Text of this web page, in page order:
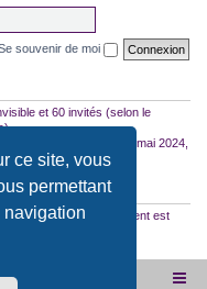
ce site, vous
permettant
navigation
souvenir de moi
et 60 invités (selon le
le 10 mai 2024,
membre le plus récent est